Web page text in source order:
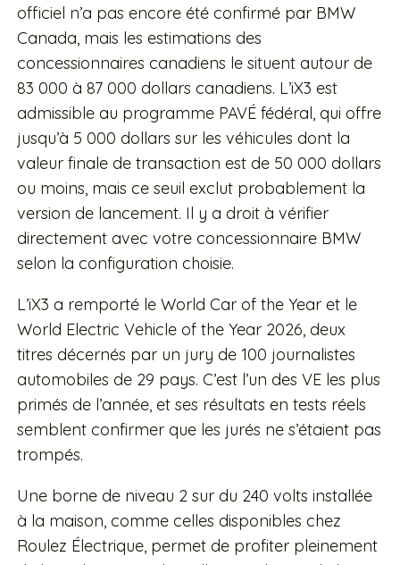
officiel n’a pas encore été confirmé par BMW
Canada, mais les estimations des
concessionnaires canadiens le situent autour de
83 000 à 87 000 dollars canadiens. L’iX3 est
admissible au programme PAVÉ fédéral, qui offre
jusqu’à 5 000 dollars sur les véhicules dont la
valeur finale de transaction est de 50 000 dollars
ou moins, mais ce seuil exclut probablement la
version de lancement. Il y a droit à vérifier
directement avec votre concessionnaire BMW
selon la configuration choisie.
L’iX3 a remporté le World Car of the Year et le
World Electric Vehicle of the Year 2026, deux
titres décernés par un jury de 100 journalistes
automobiles de 29 pays. C’est l’un des VE les plus
primés de l’année, et ses résultats en tests réels
semblent confirmer que les jurés ne s’étaient pas
trompés.
Une borne de niveau 2 sur du 240 volts installée
à la maison, comme celles disponibles chez
Roulez Électrique, permet de profiter pleinement